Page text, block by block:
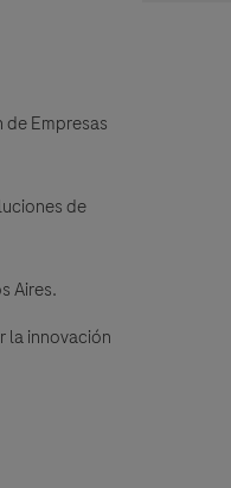
Empresas
de
Aires.
la innovación